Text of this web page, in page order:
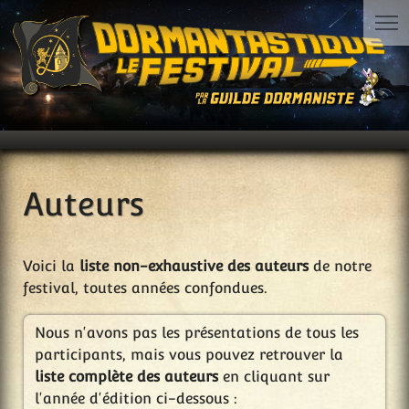
Auteurs
Voici la liste non-exhaustive des auteursde notre
festival, toutes années confondues.
Nous n'avons pas les présentations de tous les
participants, mais vous pouvez retrouver la
liste complète des auteursen cliquant sur
l'année d'édition ci-dessous :